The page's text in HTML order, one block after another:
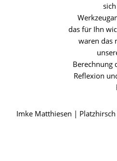
das für Ihn
waren das
Berechnung
Reflexion
Imke Matthiesen |